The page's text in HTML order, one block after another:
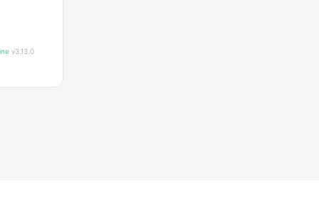
v3.13.0